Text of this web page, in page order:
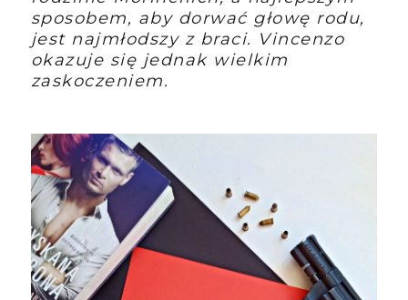
sposobem, aby dorwać głowę rodu,
jest najmłodszy z braci. Vincenzo
okazuje się jednak wielkim
zaskoczeniem.